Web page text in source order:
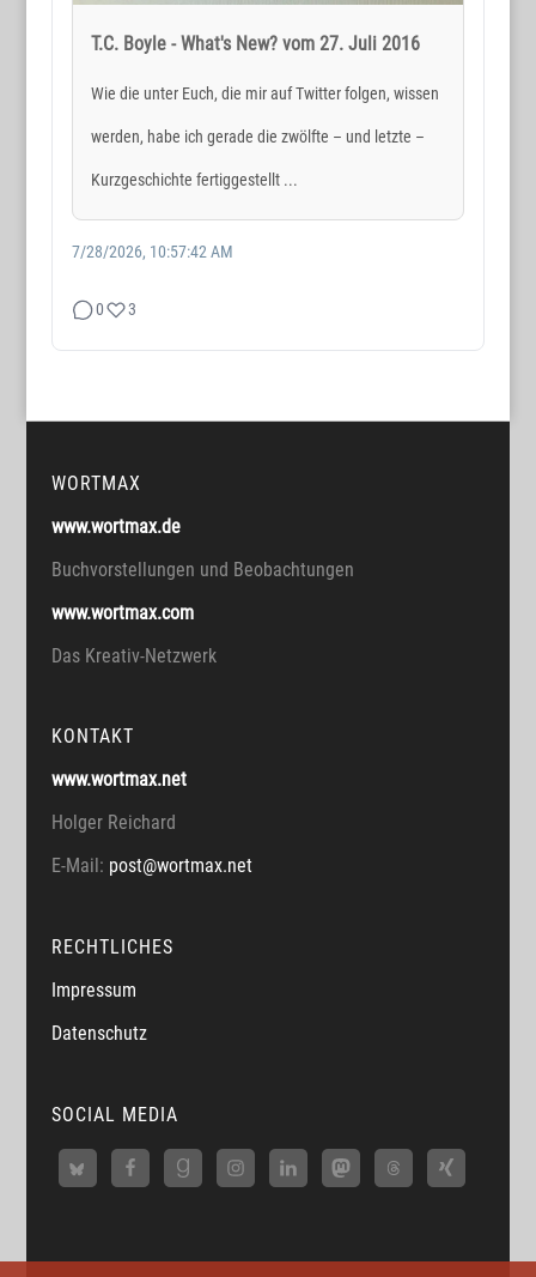
T.C. Boyle - What's New? vom 27. Juli 2016
Wie die unter Euch, die mir auf Twitter folgen, wissen
werden, habe ich gerade die zwölfte – und letzte –
Kurzgeschichte fertiggestellt ...
7/28/2026, 10:57:42 AM
0 3
WORTMAX
www.wortmax.de
Buchvorstellungen und Beobachtungen
www.wortmax.com
Das Kreativ-Netzwerk
KONTAKT
www.wortmax.net
Holger Reichard
E-Mail: post@wortmax.net
RECHTLICHES
Impressum
Datenschutz
SOCIAL MEDIA